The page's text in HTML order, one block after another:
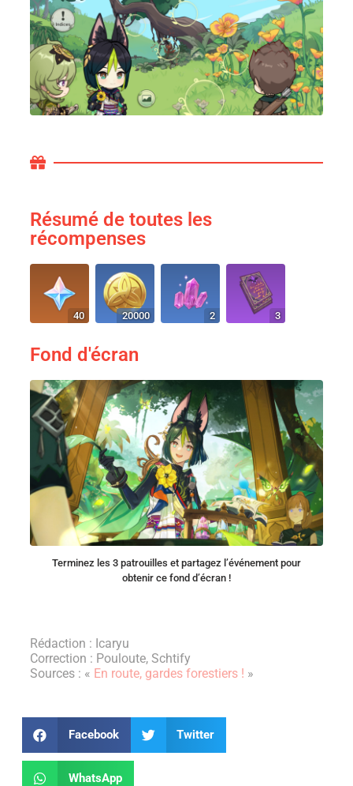
Résumé de toutes les
récompenses
40 20000 2 3
Fond d'écran
Terminez les 3 patrouilles et partagez l’événement pour
obtenir ce fond d’écran !
Rédaction : Icaryu
Correction : Pouloute, Schtify
Sources : « En route, gardes forestiers ! »
Facebook Twitter
WhatsApp